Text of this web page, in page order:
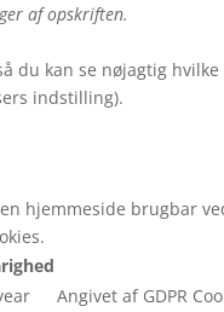
af opskriften.
du kan se nøjagtig
indstilling).
hjemmeside brugbar
Angivet af GDPR